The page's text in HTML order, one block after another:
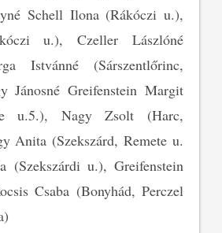
Schell Ilona (Rákóczi u.),
u.), Czeller Lászlóné
Istvánné (Sárszentlőrinc,
Jánosné Greifenstein Margit
u.5.), Nagy Zsolt (Harc,
Anita (Szekszárd, Remete u.
(Szekszárdi u.), Greifenstein
Csaba (Bonyhád, Perczel